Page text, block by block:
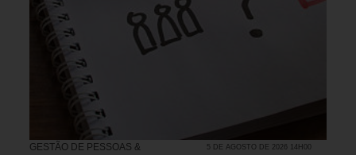
GESTÃO DE PESSOAS &
5 DE AGOSTO DE 2026 14H00